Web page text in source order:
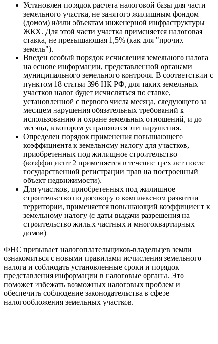
Установлен порядок расчета налоговой базы для части
земельного участка, не занятого жилищным фондом
(домом) и/или объектам инженерной инфраструктуры
ЖКХ. Для этой части участка применяется налоговая
ставка, не превышающая 1,5% (как для "прочих
земель").
Введен особый порядок исчисления земельного налога
на основе информации, представленной органами
муниципального земельного контроля. В соответствии с
пунктом 18 статьи 396 НК РФ, для таких земельных
участков налог будет исчисляться по ставке,
установленной с первого числа месяца, следующего за
месяцем нарушения обязательных требований к
использованию и охране земельных отношений, и до
месяца, в котором устраняются эти нарушения.
Определен порядок применения повышающего
коэффициента к земельному налогу для участков,
приобретенных под жилищное строительство
(коэффициент 2 применяется в течение трех лет после
государственной регистрации прав на построенный
объект недвижимости).
Для участков, приобретенных под жилищное
строительство по договору о комплексном развитии
территории, применяется повышающий коэффициент к
земельному налогу (с даты выдачи разрешения на
строительство жилых частных и многоквартирных
домов).
ФНС призывает налогоплательщиков-владельцев земли
ознакомиться с новыми правилами исчисления земельного
налога и соблюдать установленные сроки и порядок
представления информации в налоговые органы. Это
поможет избежать возможных налоговых проблем и
обеспечить соблюдение законодательства в сфере
налогообложения земельных участков.